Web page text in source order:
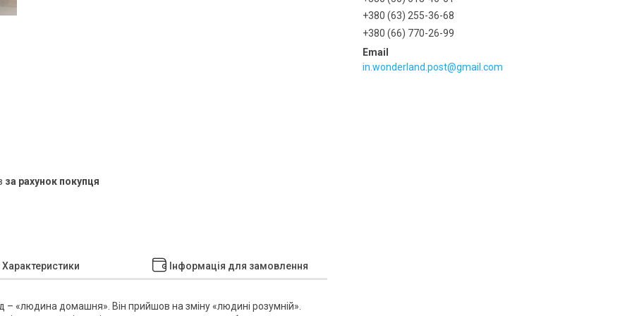
+380 (63) 255-36-68
+380 (66) 770-26-99
in.wonderland.post@gmail.com
за рахунок покупця
Характеристики Інформація для замовлення
– «людина домашня». Він прийшов на зміну «людині розумній».